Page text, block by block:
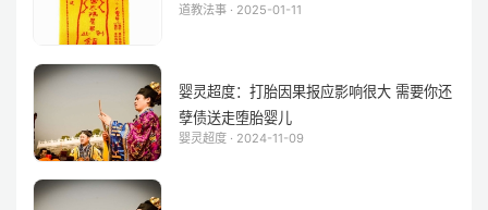
道教法事 · 2025-01-11
婴灵超度：打胎因果报应影响很大 需要你还
孽债送走堕胎婴儿
婴灵超度 · 2024-11-09